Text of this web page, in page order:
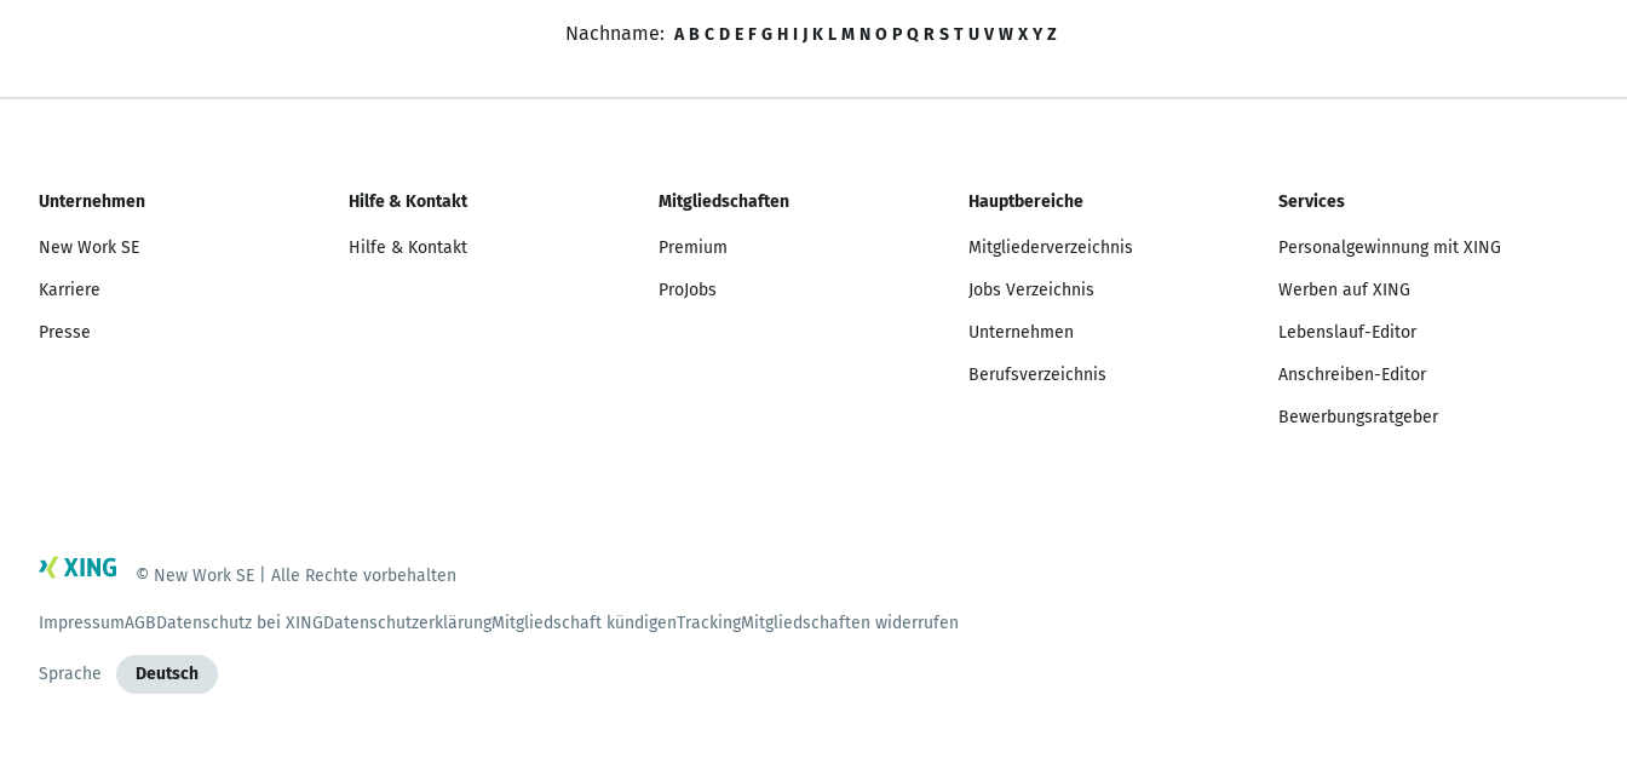
Nachname: A B C D E F G H I J K L M N O P Q R S T U V W X Y Z
Unternehmen
New Work SE
Karriere
Presse
Hilfe & Kontakt
Hilfe & Kontakt
Mitgliedschaften
Premium
ProJobs
Hauptbereiche
Mitgliederverzeichnis
Jobs Verzeichnis
Unternehmen
Berufsverzeichnis
Services
Personalgewinnung mit XING
Werben auf XING
Lebenslauf-Editor
Anschreiben-Editor
Bewerbungsratgeber
© New Work SE | Alle Rechte vorbehalten
ImpressumAGBDatenschutz bei XINGDatenschutzerklärungMitgliedschaft kündigenTrackingMitgliedschaften widerrufen
Sprache Deutsch